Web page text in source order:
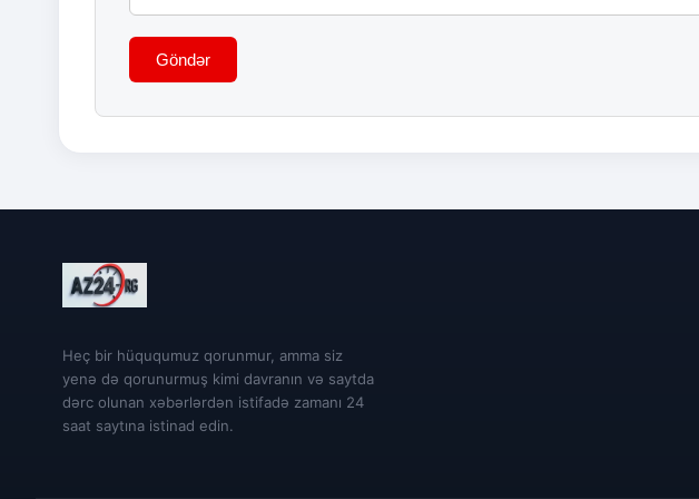
Göndər
Heç bir hüququmuz qorunmur, amma siz
yenə də qorunurmuş kimi davranın və saytda
dərc olunan xəbərlərdən istifadə zamanı 24
saat saytına istinad edin.